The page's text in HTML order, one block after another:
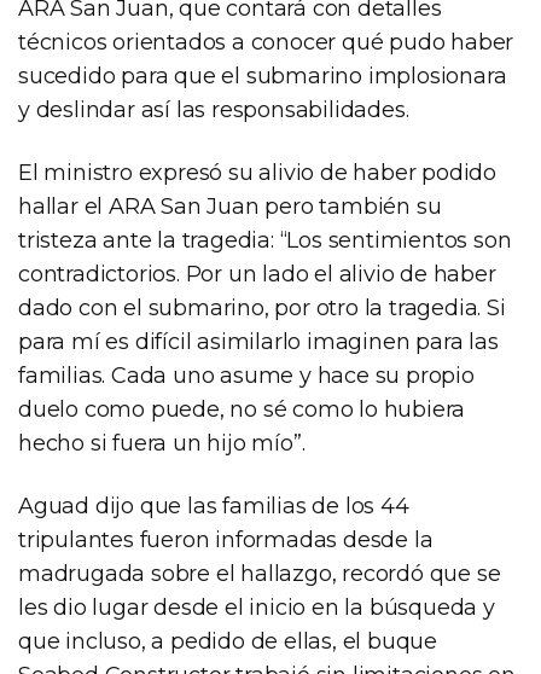
ARA San Juan, que contará con detalles
técnicos orientados a conocer qué pudo haber
sucedido para que el submarino implosionara
y deslindar así las responsabilidades.
El ministro expresó su alivio de haber podido
hallar el ARA San Juan pero también su
tristeza ante la tragedia: “Los sentimientos son
contradictorios. Por un lado el alivio de haber
dado con el submarino, por otro la tragedia. Si
para mí es difícil asimilarlo imaginen para las
familias. Cada uno asume y hace su propio
duelo como puede, no sé como lo hubiera
hecho si fuera un hijo mío”.
Aguad dijo que las familias de los 44
tripulantes fueron informadas desde la
madrugada sobre el hallazgo, recordó que se
les dio lugar desde el inicio en la búsqueda y
que incluso, a pedido de ellas, el buque